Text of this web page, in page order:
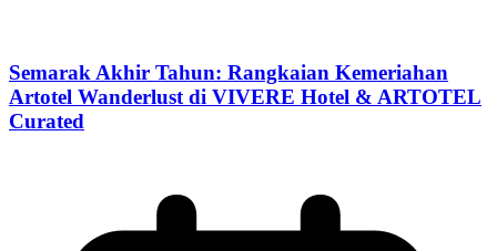
Semarak Akhir Tahun: Rangkaian Kemeriahan
Artotel Wanderlust di VIVERE Hotel & ARTOTEL
Curated